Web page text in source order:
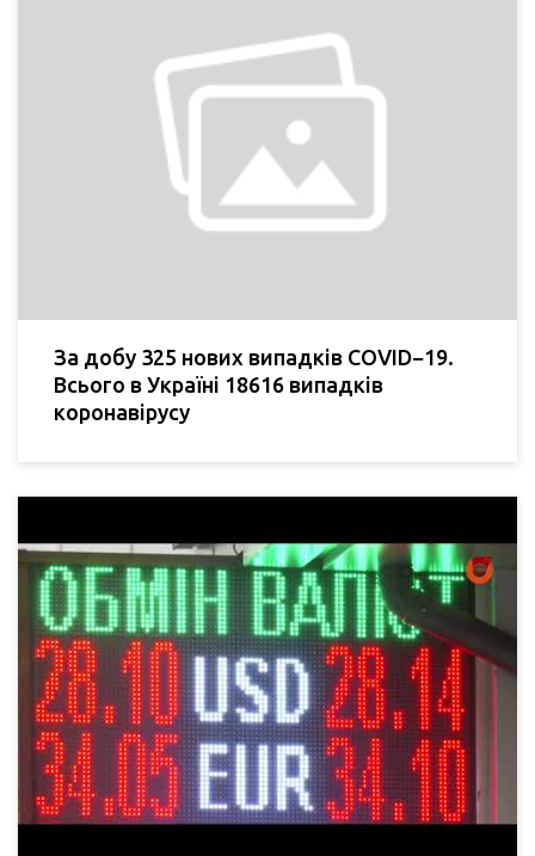
За добу 325 нових випадків COVID−19.
Всього в Україні 18616 випадків
коронавірусу